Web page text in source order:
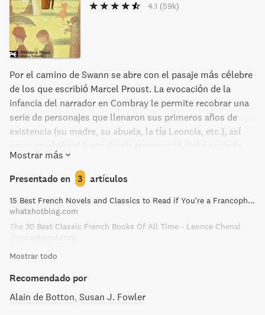
4.1 (59k)
Por el camino de Swann se abre con el pasaje más célebre
de los que escribió Marcel Proust. La evocación de la
infancia del narrador en Combray le permite recobrar una
serie de personajes que llenaron sus primeros años de
existencia (su madre, su abuela, la tía Leoncia, etc.), así
Pronto cobran nitidez en la evocación del narrador los
paseos cotidianos de niño: el camino de Méséglise (que le
retrotrae, a su vez, al recuerdo de los personajes que lo
poblaban, como Swann, su hija Gilberta y el músico
Vinteuil), y el camino de los Guermantes (que conduce
hasta un espacio habitado por unos aristócratas cuyas
mundo que posesa aquel niño). Rememora la relación
amorosa entre Swann y su futura esposa, Odette de Crécy.
obliga a frecuentar otros ambientes, como la casa de los
Mostrar más
Presentado en 3 artículos
15 Best French Novels and Classics to Read if You're a Francophile
whatshotblog.com
The 30 Best Classic French Books Of All Time - Leonce Chenal
Mostrar todo
Recomendado por
Alain de Botton Susan J. Fowler